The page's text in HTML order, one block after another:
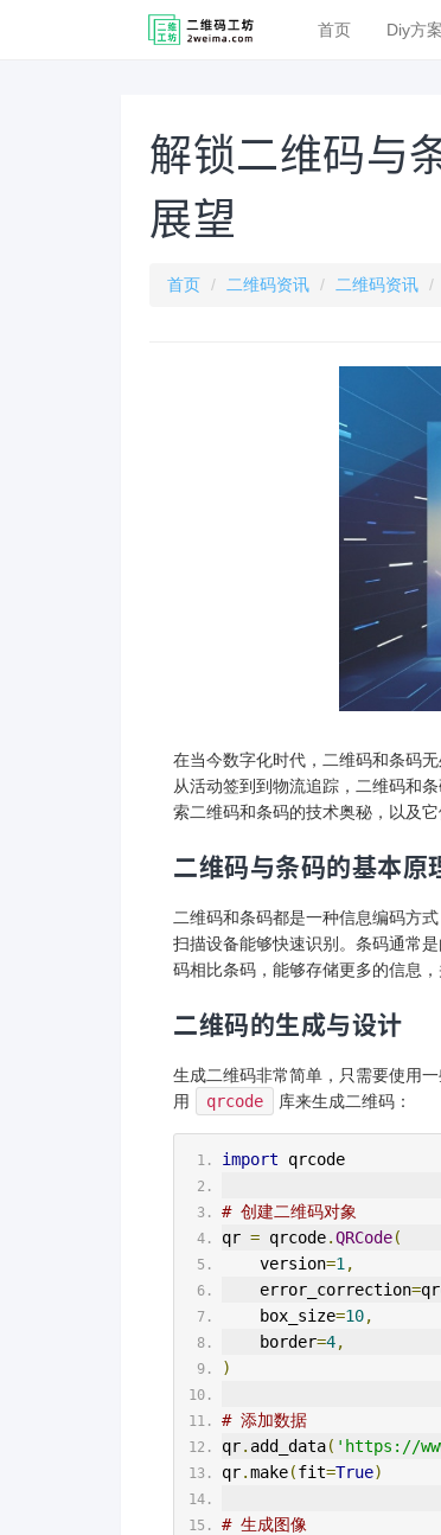
首页 Diy方案
解锁二维码与
展望
首页 二维码资讯 二维码资讯
在当今数字化时代，二维码和条码
从活动签到到物流追踪，二维码和
索二维码和条码的技术奥秘，以及它
二维码与条码的基本原
二维码和条码都是一种信息编码方
扫描设备能够快速识别。条码通常
码相比条码，能够存储更多的信息
二维码的生成与设计
生成二维码非常简单，只需要使用
用
qrcode 库来生成二维码：
import qrcode
# 创建二维码对象
qr = qrcode.QRCode(
    version
=1 ,
    error_correction
=
    box_size
=10,
    border
=4,
)
# 添加数据
qr. add_data( 'https://
qr.make(fit=True)
# 生成图像